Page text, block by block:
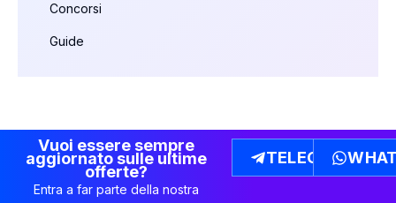
Concorsi
Guide
Vuoi essere sempre
aggiornato sulle ultime
offerte?
Entra a far parte della nostra
TELEGRAM